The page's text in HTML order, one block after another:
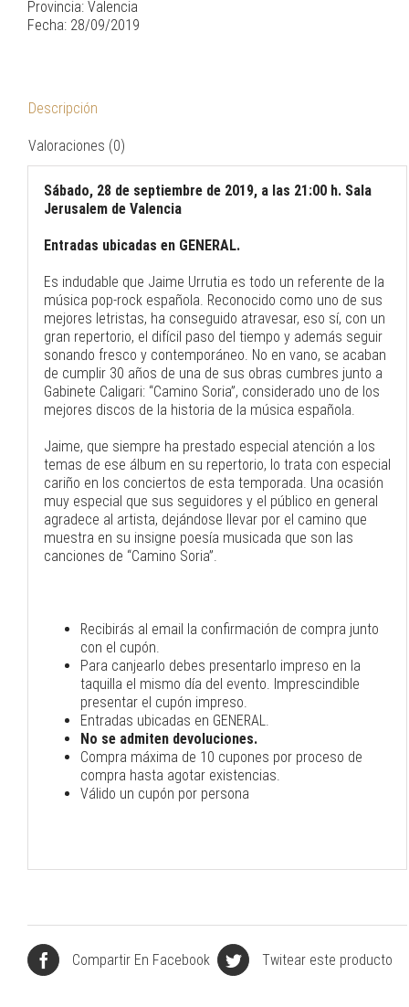
Provincia: Valencia
Fecha: 28/09/2019
Descripción
Valoraciones (0)
Sábado, 28 de septiembre de 2019, a las 21:00 h. Sala
Jerusalem de Valencia
Entradas ubicadas en GENERAL.
Es indudable que Jaime Urrutia es todo un referente de la
música pop-rock española. Reconocido como uno de sus
mejores letristas, ha conseguido atravesar, eso sí, con un
gran repertorio, el difícil paso del tiempo y además seguir
sonando fresco y contemporáneo. No en vano, se acaban
de cumplir 30 años de una de sus obras cumbres junto a
Gabinete Caligari: “Camino Soria”, considerado uno de los
mejores discos de la historia de la música española.
Jaime, que siempre ha prestado especial atención a los
temas de ese álbum en su repertorio, lo trata con especial
cariño en los conciertos de esta temporada. Una ocasión
muy especial que sus seguidores y el público en general
agradece al artista, dejándose llevar por el camino que
muestra en su insigne poesía musicada que son las
canciones de “Camino Soria”.
Recibirás al email la confirmación de compra junto
con el cupón.
Para canjearlo debes presentarlo impreso en la
taquilla el mismo día del evento. Imprescindible
presentar el cupón impreso.
Entradas ubicadas en GENERAL.
No se admiten devoluciones.
Compra máxima de 10 cupones por proceso de
compra hasta agotar existencias.
Válido un cupón por persona
Compartir En Facebook Twitear este producto